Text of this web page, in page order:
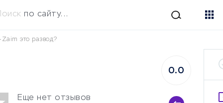
Поиск по сайту...
Zaim это развод?
Еще нет отзывов
0.0